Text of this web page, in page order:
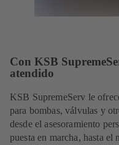
Con KSB
atendido
KSB SupremeServ le
para bombas, válvulas y
desde el asesoramiento
puesta en marcha, hasta